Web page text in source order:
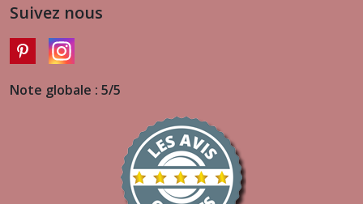
Suivez nous
Note globale : 5/5